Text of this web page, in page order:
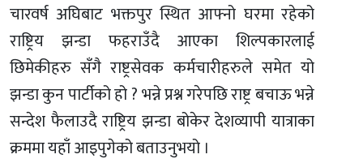
चारवर्ष अघिबाट भक्तपुर स्थित आफ्नो घरमा रहेको
राष्ट्रिय झन्डा फहराउँदै आएका शिल्पकारलाई
छिमेकीहरु सँगै राष्ट्रसेवक कर्मचारीहरुले समेत यो
झन्डा कुन पार्टीको हो ? भन्ने प्रश्न गरेपछि राष्ट्र बचाऊ भन्ने
सन्देश फैलाउदै राष्ट्रिय झन्डा बोकेर देशव्यापी यात्राका
क्रममा यहाँ आइपुगेको बताउनुभयो ।